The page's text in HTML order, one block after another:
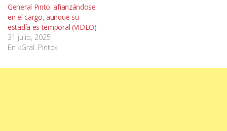
General Pinto: afianzándose
en el cargo, aunque su
estadía es temporal (VIDEO)
31 julio, 2025
En «Gral. Pinto»